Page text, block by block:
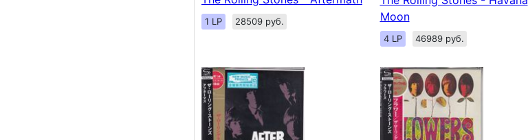
1 LP 28509 руб.
Moon
4 LP 46989 руб.